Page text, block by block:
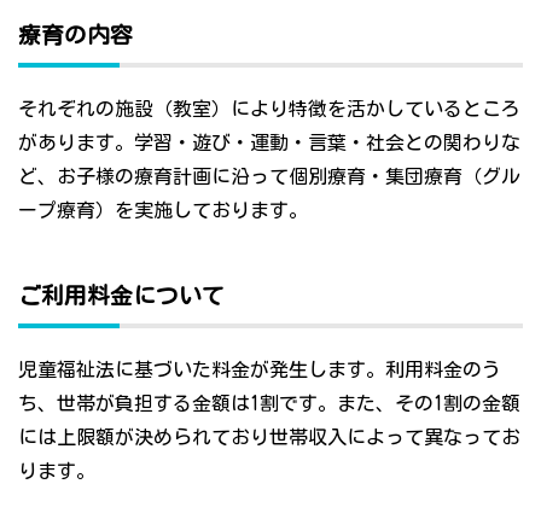
療育の内容
それぞれの施設（教室）により特徴を活かしているところ
があります。学習・遊び・運動・言葉・社会との関わりな
ど、お子様の療育計画に沿って個別療育・集団療育（グル
ープ療育）を実施しております。
ご利用料金について
児童福祉法に基づいた料金が発生します。利用料金のう
ち、世帯が負担する金額は1割です。また、その1割の金額
には上限額が決められており世帯収入によって異なってお
ります。